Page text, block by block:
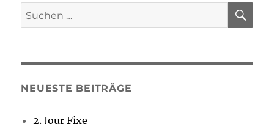
Suchen
nach:
NEUESTE BEITRÄGE
2. Jour Fixe